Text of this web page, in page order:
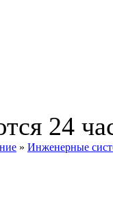
24
» Инженерные